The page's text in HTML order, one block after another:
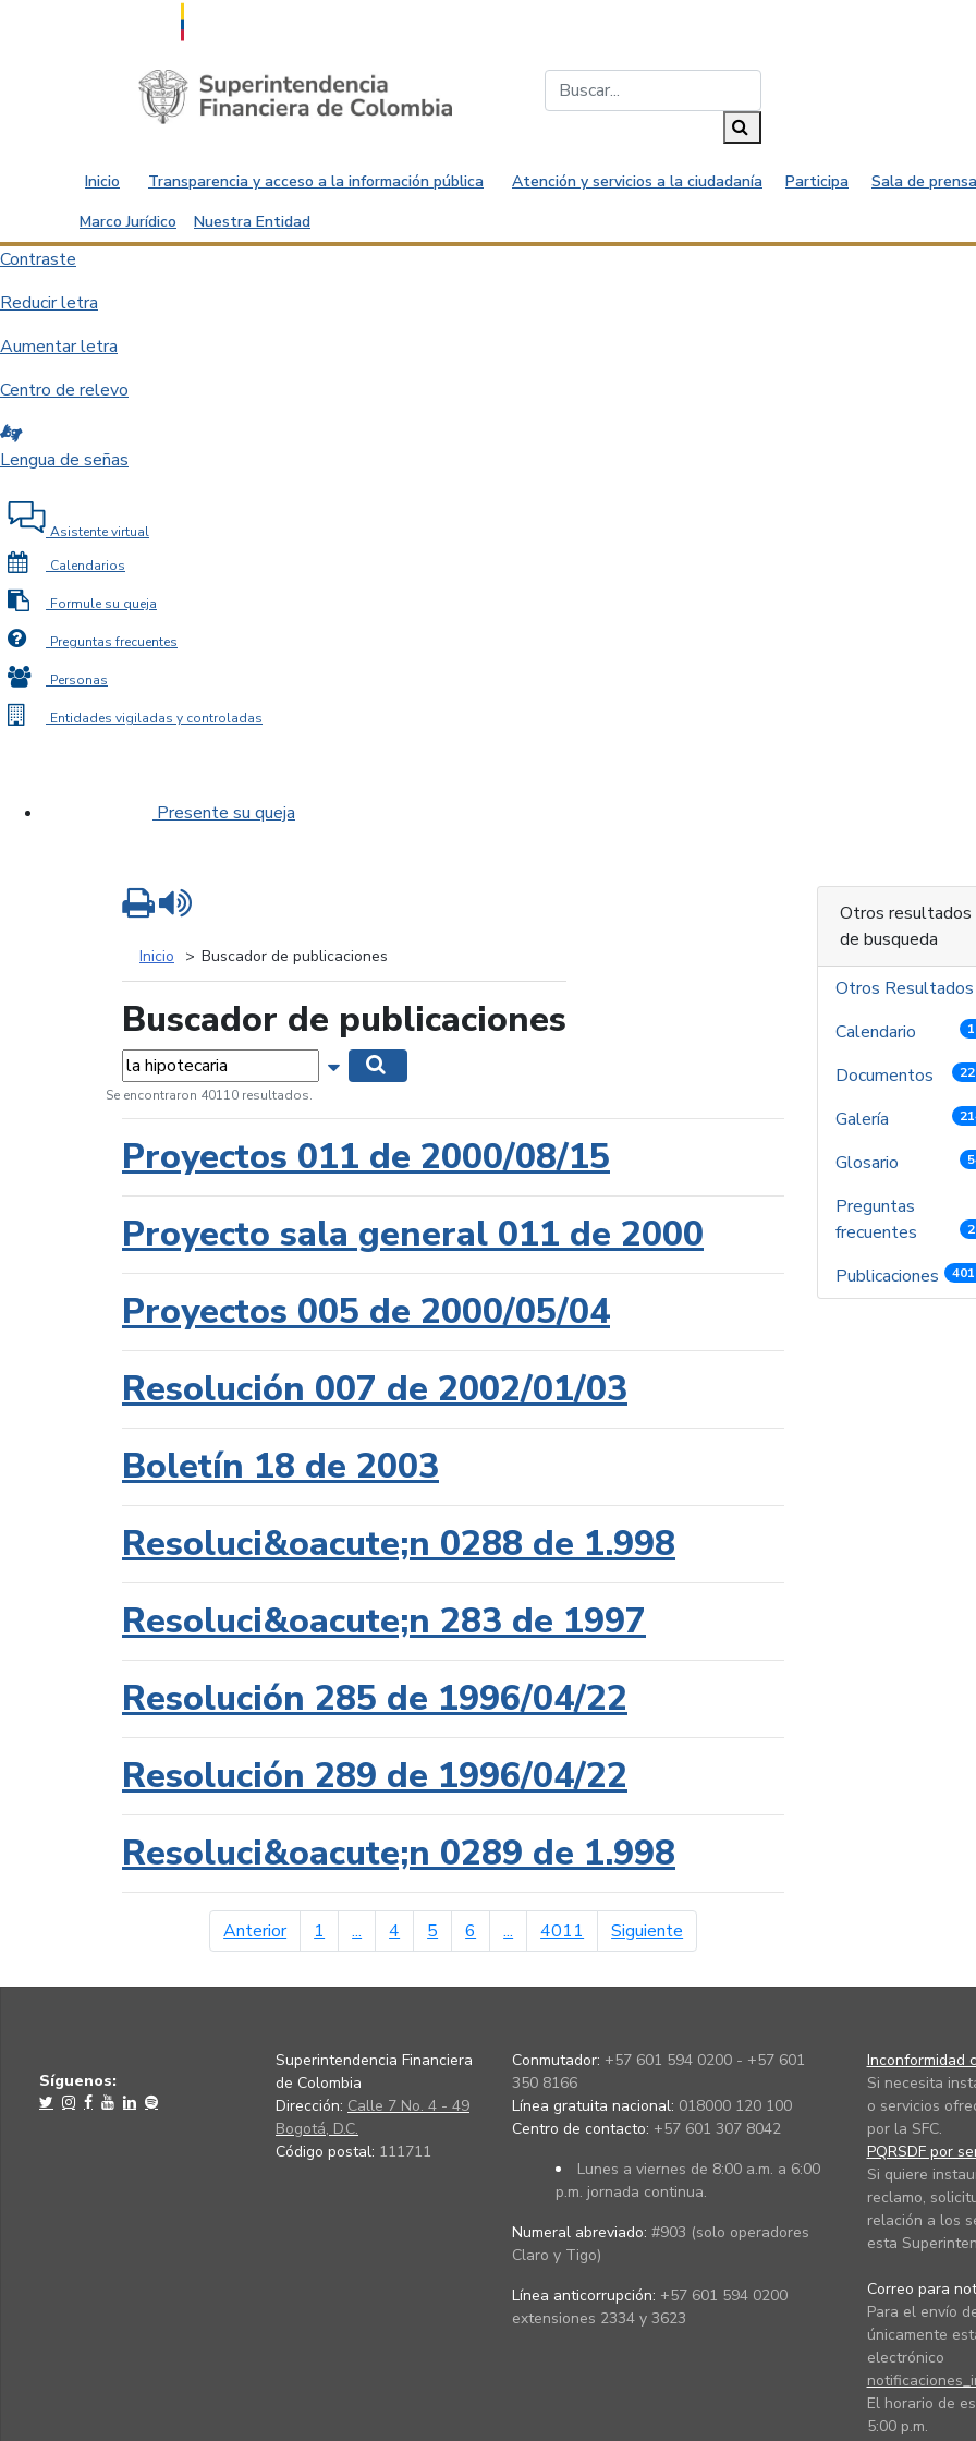
Saltar al contenido principal
Inicio Transparencia y acceso a la información pública Atención y servicios a la ciudadanía Participa Sala de
Marco Jurídico
Nuestra Entidad
Contraste
Reducir letra
Aumentar letra
Centro de relevo
Lengua de señas
Asistente virtual
Calendarios
Formule su queja
Preguntas frecuentes
Personas
Entidades vigiladas y controladas
Presente su queja
Inicio Buscador de publicaciones
Buscador de publicaciones
Palabras... Mostrar opciones de búsqueda
Se encontraron 40110 resultados.
Proyectos 011 de 2000/08/15
Proyecto sala general 011 de 2000
Proyectos 005 de 2000/05/04
Resolución 007 de 2002/01/03
Boletín 18 de 2003
Resoluci&oacute;n 0288 de 1.998
Resoluci&oacute;n 283 de 1997
Resolución 285 de 1996/04/22
Resolución 289 de 1996/04/22
Resoluci&oacute;n 0289 de 1.998
Anteriorpágina anterior
1 ... 4 5 6 ... 4011 Siguiente
Imprimir
Otros resultados
de busqueda
Otros Resultados
Calendario
Documentos
Galería
Glosario
Preguntas
frecuentes
Publicaciones
Síguenos:
Superintendencia Financiera
de Colombia
Dirección: Calle 7 No. 4 - 49
Bogotá, D.C.
Código postal: 111711
Conmutador: +57 601 594 0200 - +57 601
350 8166
Línea gratuita nacional: 018000 120 100
Centro de contacto: +57 601 307 8042
Lunes a viernes de 8:00 a.m. a 6:00
p.m. jornada continua.
Numeral abreviado: #903 (solo operadores
Claro y Tigo)
Línea anticorrupción: +57 601 594 0200
extensiones 2334 y 3623
Inconformidad
Si necesita
o servicios
por la SFC.
PQRSDF por
Si quiere
reclamo,
relación a los
esta
Correo para
Para el envío
únicamente
electrónico
El horario de
5:00 p.m.